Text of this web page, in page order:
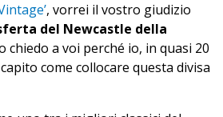
, vorrei il vostro giudizio
del Newcastle della
chiedo a voi perché io, in quasi 20
come collocare questa divisa